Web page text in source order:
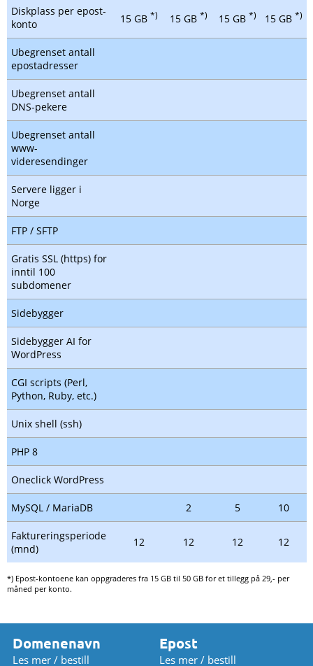
Diskplass per epost-
konto
15 GB *) 15 GB *) 15 GB *) 15 GB *)
Ubegrenset antall
epostadresser
Ubegrenset antall
DNS-pekere
Ubegrenset antall
www-
videresendinger
Servere ligger i
Norge
FTP / SFTP
Gratis SSL (https) for
inntil 100
subdomener
Sidebygger
Sidebygger AI for
WordPress
CGI scripts (Perl,
Python, Ruby, etc.)
Unix shell (ssh)
PHP 8
Oneclick WordPress
MySQL / MariaDB 2 5 10
Faktureringsperiode
(mnd)
12 12 12 12
*) Epost-kontoene kan oppgraderes fra 15 GB til 50 GB for et tillegg på 29,- per
måned per konto.
Domenenavn
Les mer / bestill
Epost
Les mer / bestill